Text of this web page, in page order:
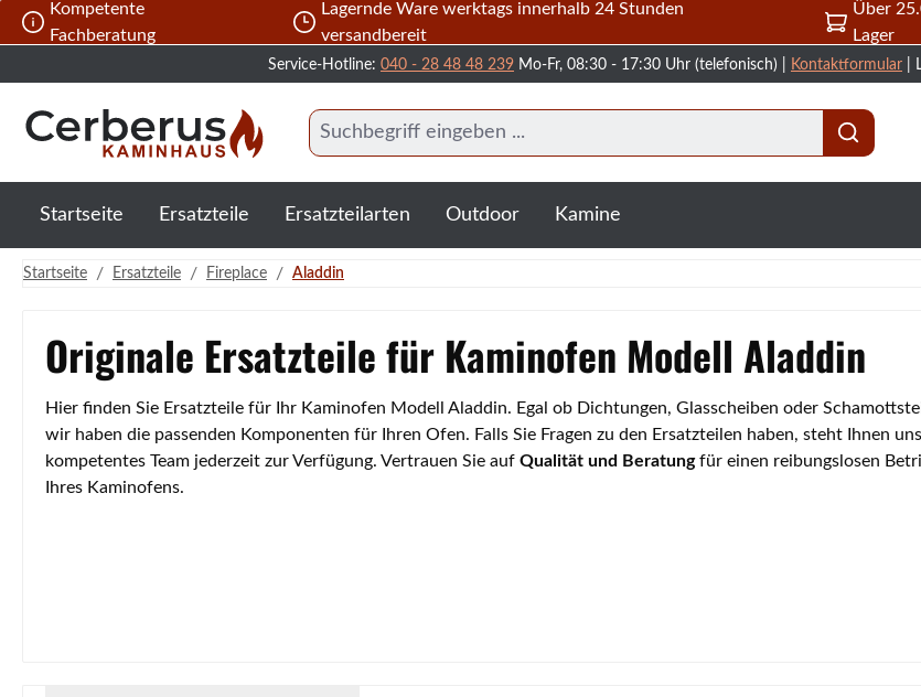
Hauptinhalt springen
Zur Suche springen
Zur Hauptnavigation springen
Kompetente
Fachberatung
Lagernde Ware werktags innerhalb 24 Stunden
versandbereit
Über
Lager
Service-Hotline: 040 - 28 48 48 239 Mo-Fr, 08:30 - 17:30 Uhr (telefonisch) | Kontaktformular |
Startseite Ersatzteile Ersatzteilarten Outdoor Kamine
Startseite / Ersatzteile / Fireplace / Aladdin
Originale Ersatzteile für Kaminofen Modell Aladdin
Hier finden Sie Ersatzteile für Ihr Kaminofen Modell Aladdin. Egal ob Dichtungen, Glasscheiben oder
wir haben die passenden Komponenten für Ihren Ofen. Falls Sie Fragen zu den Ersatzteilen haben, steht Ihnen
kompetentes Team jederzeit zur Verfügung. Vertrauen Sie auf Qualität und Beratungfür einen reibungslosen
Ihres Kaminofens.